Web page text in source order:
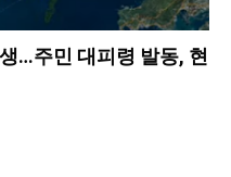
…주민 대피령 발동, 현